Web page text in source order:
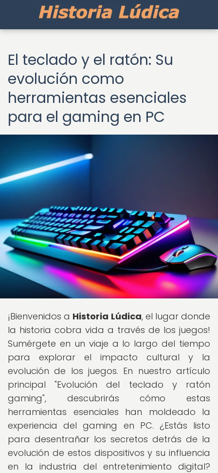
El teclado y el ratón: Su
evolución como
herramientas esenciales
para el gaming en PC
¡Bienvenidos a Historia Lúdica, el lugar donde
la historia cobra vida a través de los juegos!
Sumérgete en un viaje a lo largo del tiempo
para explorar el impacto cultural y la
evolución de los juegos. En nuestro artículo
principal "Evolución del teclado y ratón
gaming", descubrirás cómo estas
herramientas esenciales han moldeado la
experiencia del gaming en PC. ¿Estás listo
para desentrañar los secretos detrás de la
evolución de estos dispositivos y su influencia
en la industria del entretenimiento digital?